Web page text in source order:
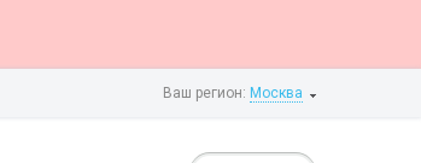
Ваш регион: Москва